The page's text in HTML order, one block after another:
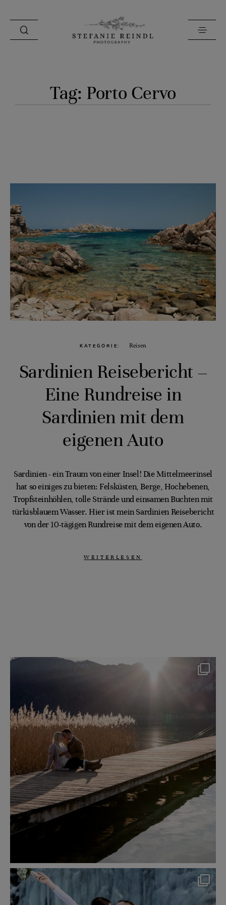
ÜBER MICH
KONTAKT
Tag: Porto Cervo
KATEGORIE Reisen
Sardinien Reisebericht –
Eine Rundreise in
Sardinien mit dem
eigenen Auto
Sardinien - ein Traum von einer Insel! Die Mittelmeerinsel
hat so einiges zu bieten: Felsküsten, Berge, Hochebenen,
Tropfsteinhöhlen, tolle Strände und einsamen Buchten mit
türkisblauem Wasser. Hier ist mein Sardinien Reisebericht
von der 10-tägigen Rundreise mit dem eigenen Auto.
WEITERLESEN